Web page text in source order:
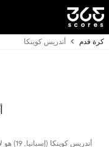
كرة قدم أندريس كوينكا
أندريس كوينكا (إسبانيا, 19) هو لاعب كرة قدم, يلعب حاليًا لصالح كومو في إيطاليا.